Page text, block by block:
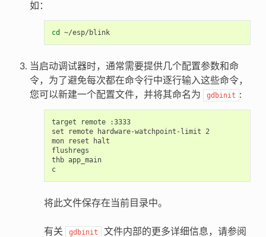
如：
cd ~/esp/blink
当启动调试器时，通常需要提供几个配置参数和命
令，为了避免每次都在命令行中逐行输入这些命令，
您可以新建一个配置文件，并将其命名为
gdbinit :
target remote :3333
set remote hardware-watchpoint-limit 2
mon reset halt
flushregs
thb app_main
c
将此文件保存在当前目录中。
有关 gdbinit
文件内部的更多详细信息，请参阅